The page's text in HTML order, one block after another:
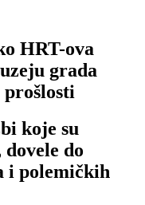
HRT-ova
grada
koje su
do
i polemičkih